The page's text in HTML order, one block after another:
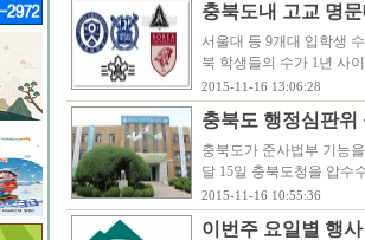
충북도내 고교 명
서울대 등 9개대 입학생
북 학생들의 수가 1년 사
2015-11-16 13:06:28
충북도 행정심판위
충북도가 준사법부 기능
달 15일 충북도청을 압수
2015-11-16 10:55:36
이번주 요일별 행